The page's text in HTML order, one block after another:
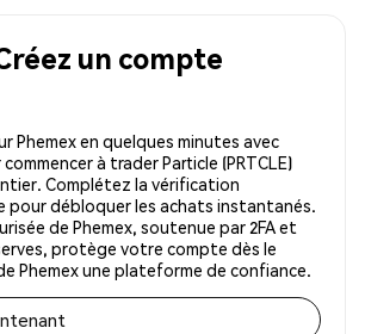
un compte
Phemex en quelques minutes avec
à trader Particle (PRTCLE)
Complétez la vérification
pour débloquer les achats instantanés.
de Phemex, soutenue par 2FA et
protège votre compte dès le
Phemex une plateforme de confiance.